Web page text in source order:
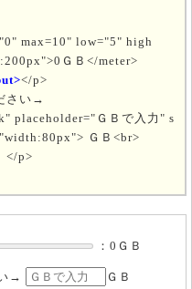
max=10" low="5" high
ＧＢ</meter>
</p>
さい→
placeholder="ＧＢで入力" s
ＧＢ<br>
</p>
： 0ＧＢ
→
ＧＢ